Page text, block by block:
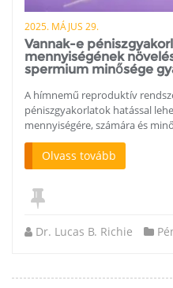
2025. MÁJUS 29.
Vannak-e
mennyiségének
spermium minősége
A hímnemű reproduktív
péniszgyakorlatok hatással
mennyiségére, számára és
Olvass tovább
Dr. Lucas B. Richie